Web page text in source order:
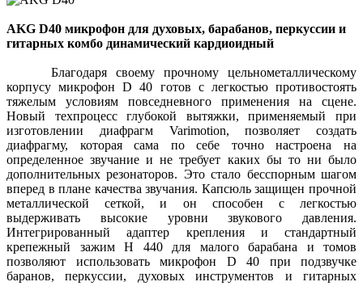
AKG D40 микрофон для духовых, барабанов, перкуссии и
гитарных комбо динамический кардиоидный
Благодаря своему прочному цельнометаллическому
корпусу микрофон D 40 готов с легкостью противостоять
тяжелым условиям повседневного применения на сцене.
Новый техпроцесс глубокой вытяжки, применяемый при
изготовлении диафрагм Varimotion, позволяет создать
диафрагму, которая сама по себе точно настроена на
определенное звучание и не требует каких бы то ни было
дополнительных резонаторов. Это стало бесспорным шагом
вперед в плане качества звучания. Капсюль защищен прочной
металлической сеткой, и он способен с легкостью
выдерживать высокие уровни звукового давления.
Интегрированный адаптер крепления и стандартный
крепежный зажим H 440 для малого барабана и томов
позволяют использовать микрофон D 40 при подзвучке
баранов, перкуссии, духовых инструментов и гитарных